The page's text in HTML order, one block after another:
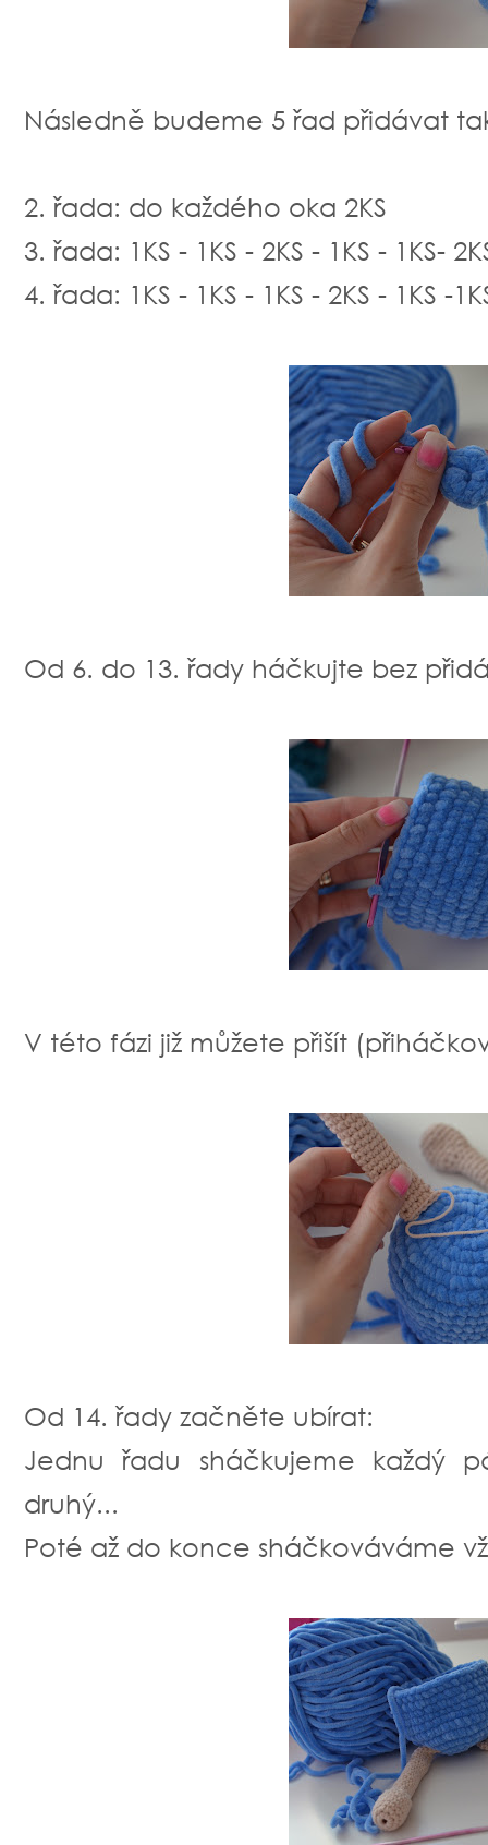
Následně budeme 5 řad přidávat
2. řada: do každého oka 2KS
3. řada: 1KS - 1KS - 2KS - 1KS - 1KS-
4. řada: 1KS - 1KS - 1KS - 2KS - 1KS -
Od 6. do 13. řady háčkujte bez
V této fázi již můžete přišít
Od 14. řady začněte ubírat:
Jednu řadu sháčkujeme každý
druhý...
Poté až do konce sháčkováváme